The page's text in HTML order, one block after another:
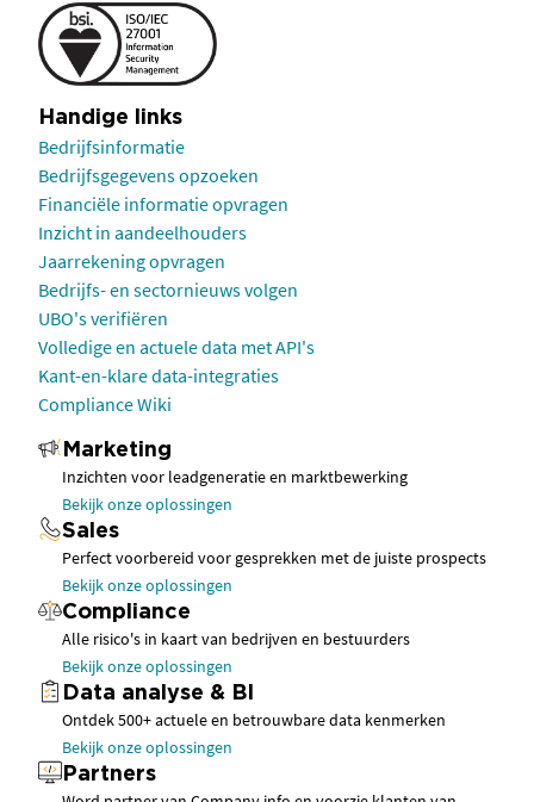
Handige links
Bedrijfsinformatie
Bedrijfsgegevens opzoeken
Financiële informatie opvragen
Inzicht in aandeelhouders
Jaarrekening opvragen
Bedrijfs- en sectornieuws volgen
UBO's verifiëren
Volledige en actuele data met API's
Kant-en-klare data-integraties
Compliance Wiki
Marketing
Inzichten voor leadgeneratie en marktbewerking
Bekijk onze oplossingen
Sales
Perfect voorbereid voor gesprekken met de juiste prospects
Bekijk onze oplossingen
Compliance
Alle risico's in kaart van bedrijven en bestuurders
Bekijk onze oplossingen
Data analyse & BI
Ontdek 500+ actuele en betrouwbare data kenmerken
Bekijk onze oplossingen
Partners